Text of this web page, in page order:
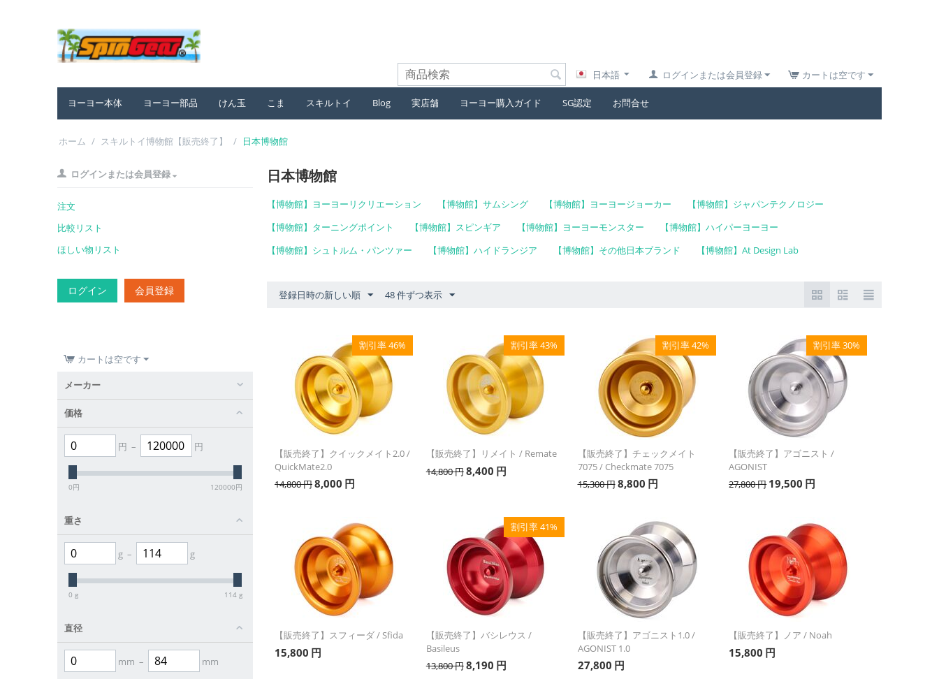
カートは空です
ログインまたは会員登録
日本語
ヨーヨー本体 ヨーヨー部品 けん玉 こま スキルトイ Blog 実店舗 ヨーヨー購入ガイド SG認定 お問合せ
ホーム / スキルトイ博物館【販売終了】 / 日本博物館
ログインまたは会員登録
注文
比較リスト
ほしい物リスト
ログイン 会員登録
カートは空です
メーカー
価格
円 – 円
0円 120000円
重さ
g – g
0 g 114 g
直径
mm – mm
日本博物館
【博物館】ヨーヨーリクリエーション 【博物館】サムシング 【博物館】ヨーヨージョーカー
【博物館】ジャパンテクノロジー
【博物館】ターニングポイント
【博物館】スピンギア 【博物館】ヨーヨーモンスター
【博物館】ハイパーヨーヨー
【博物館】シュトルム・パンツァー
【博物館】ハイドランジア 【博物館】その他日本ブランド 【博物館】At Design Lab
登録日時の新しい順 48 件ずつ表示
割引率 46%
【販売終了】クイックメイト2.0 /
QuickMate2.0
14,800円8,000 円
割引率 43%
【販売終了】リメイト / Remate
14,800円8,400 円
割引率 42%
【販売終了】チェックメイト
7075 / Checkmate 7075
15,300円8,800 円
割引率 30%
【販売終了】アゴニスト /
AGONIST
27,800円 19,500 円
【販売終了】スフィーダ / Sfida
15,800 円
割引率 41%
【販売終了】バシレウス /
Basileus
13,800円8,190 円
【販売終了】アゴニスト1.0 /
AGONIST 1.0
27,800 円
【販売終了】ノア / Noah
15,800 円